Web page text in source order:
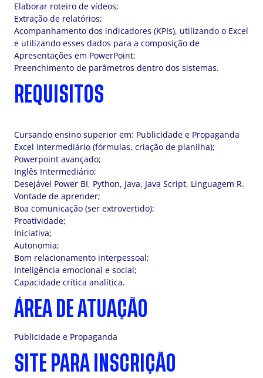
Elaborar roteiro de vídeos;
Extração de relatórios;
Acompanhamento dos indicadores (KPIs), utilizando o Excel
e utilizando esses dados para a composição de
Apresentações em PowerPoint;
Preenchimento de parâmetros dentro dos sistemas.
REQUISITOS
Cursando ensino superior em: Publicidade e Propaganda
Excel intermediário (fórmulas, criação de planilha);
Powerpoint avançado;
Inglês Intermediário;
Desejável Power BI, Python, Java, Java Script, Linguagem R.
Vontade de aprender;
Boa comunicação (ser extrovertido);
Proatividade;
Iniciativa;
Autonomia;
Bom relacionamento interpessoal;
Inteligência emocional e social;
Capacidade crítica analítica.
ÁREA DE ATUAÇÃO
Publicidade e Propaganda
SITE PARA INSCRIÇÃO